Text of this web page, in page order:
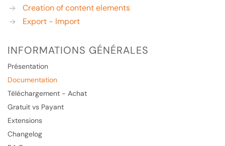
Creation of content elements
Export - Import
INFORMATIONS GÉNÉRALES
Présentation
Documentation
Téléchargement - Achat
Gratuit vs Payant
Extensions
Changelog